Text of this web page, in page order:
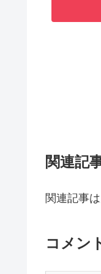
関連記
関連記事
コメン